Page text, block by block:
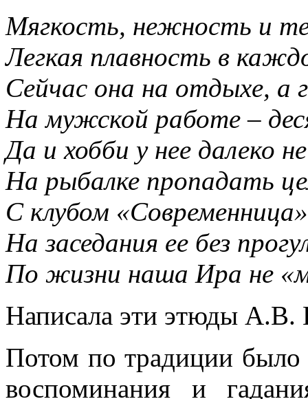
Мягкость, нежность и
Легкая плавность в
Сейчас она на отдыхе, а
На мужской работе –
Да и хобби у нее далеко
На рыбалке пропадать
С клубом
На заседания ее без
По жизни наша Ира не
Написала эти этюды А.В.
Потом по традиции было
воспоминания и